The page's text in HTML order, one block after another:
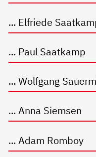
... Elfriede
... Paul Saatkamp
... Wolfgang
... Anna Siemsen
... Adam Romboy